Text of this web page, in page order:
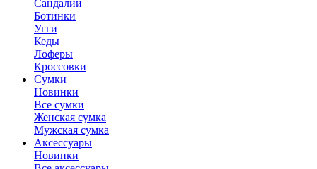
Сандалии
Ботинки
Угги
Кеды
Лоферы
Кроссовки
Сумки
Новинки
Все сумки
Женская сумка
Мужская сумка
Аксессуары
Новинки